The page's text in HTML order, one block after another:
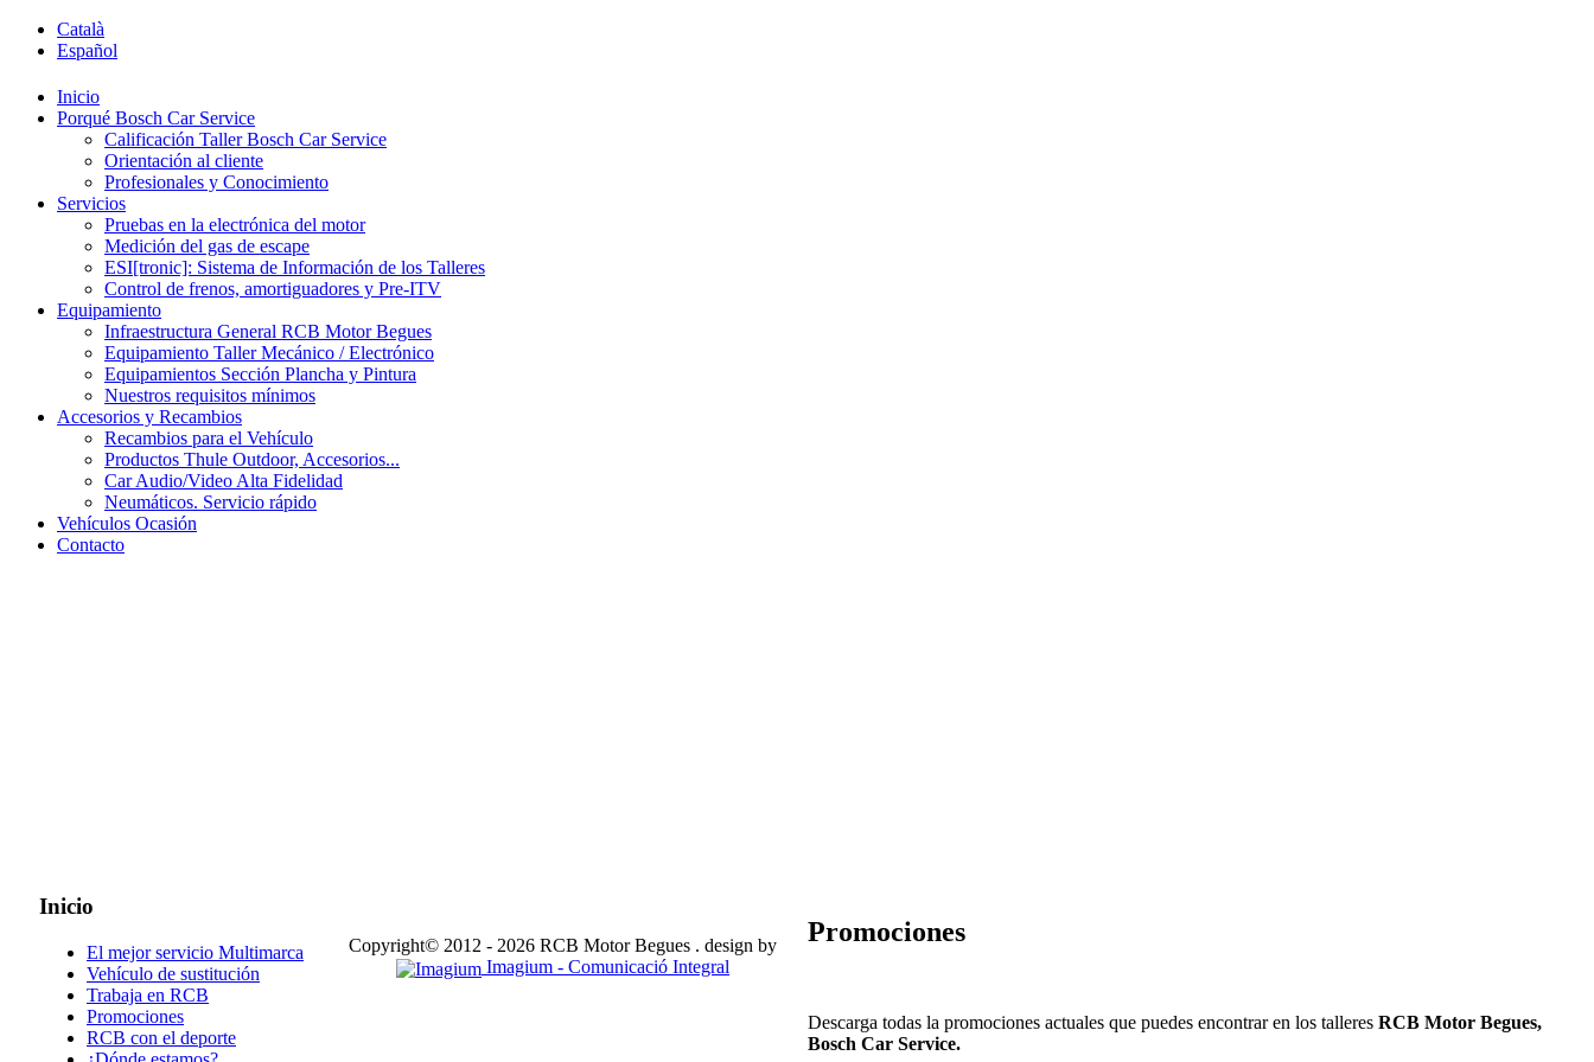
Català
Español
Inicio
Porqué Bosch Car Service
Calificación Taller Bosch Car Service
Orientación al cliente
Profesionales y Conocimiento
Servicios
Pruebas en la electrónica del motor
Medición del gas de escape
ESI[tronic]: Sistema de Información de los Talleres
Control de frenos, amortiguadores y Pre-ITV
Equipamiento
Infraestructura General RCB Motor Begues
Equipamiento Taller Mecánico / Electrónico
Equipamientos Sección Plancha y Pintura
Nuestros requisitos mínimos
Accesorios y Recambios
Recambios para el Vehículo
Productos Thule Outdoor, Accesorios...
Car Audio/Video Alta Fidelidad
Neumáticos. Servicio rápido
Vehículos Ocasión
Contacto
Inicio
El mejor servicio Multimarca
Vehículo de sustitución
Trabaja en RCB
Promociones
RCB con el deporte
Promociones
Descarga todas la promociones actuales que puedes encontrar en los talleres RCB Motor Begues,
Bosch Car Service.
Copyright© 2012 - 2026 RCB Motor Begues . design by
Imagium - Comunicació Integral